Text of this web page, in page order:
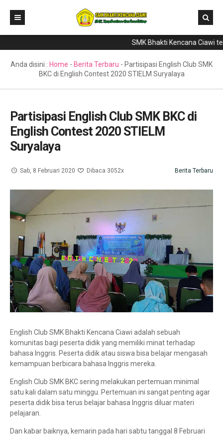
Direktori
Literasi
Galeri
SMK Bhakti Kencana Ciawi
Anda disini : Home - Berita Terbaru - Partisipasi English Club SMK
BKC di English Contest 2020 STIELM Suryalaya
Partisipasi English Club SMK BKC di
English Contest 2020 STIELM
Suryalaya
Sab, 8 Februari 2020 Dibaca 3052x Berita Terbaru
English Club SMK Bhakti Kencana Ciawi adalah sebuah
komunitas bagi peserta didik yang memiliki minat terhadap
bahasa Inggris. Peserta didik atau siswa bisa belajar mengasah
kemampuan berbicara bahasa Inggris mereka.
English Club SMK BKC sering melakukan pertemuan minimal
satu kali dalam satu minggu. Pertemuan ini sangat penting agar
peserta didik bisa terus belajar bahasa Inggris diluar materi
pelajaran.
Dan kabar baiknya, kemarin pada hari sabtu tanggal 8 Februari